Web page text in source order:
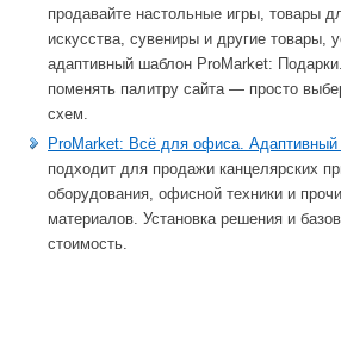
продавайте настольные игры, товары
искусства, сувениры и другие товары,
адаптивный шаблон ProMarket:
поменять палитру сайта — просто
схем.
ProMarket: Всё для офиса. Адаптивный
подходит для продажи канцелярских
оборудования, офисной техники и
материалов. Установка решения и
стоимость.